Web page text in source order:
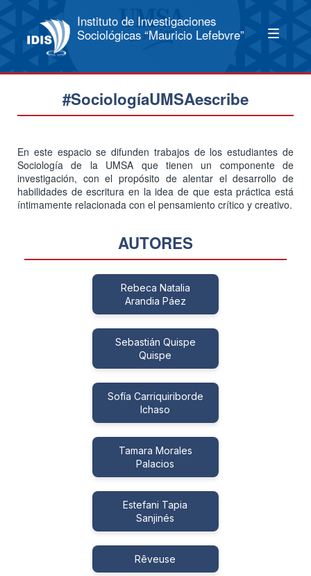
Instituto de Investigaciones
Sociológicas “Mauricio Lefebvre”
#SociologíaUMSAescribe
En este espacio se difunden trabajos de los estudiantes de
Sociología de la UMSA que tienen un componente de
investigación, con el propósito de alentar el desarrollo de
habilidades de escritura en la idea de que esta práctica está
íntimamente relacionada con el pensamiento crítico y creativo.
AUTORES
Rebeca Natalia
Arandia Páez
Sebastián Quispe
Quispe
Sofía Carriquiriborde
Ichaso
Tamara Morales
Palacios
Estefani Tapia
Sanjinés
Rêveuse